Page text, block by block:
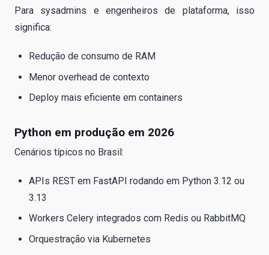
Para sysadmins e engenheiros de plataforma, isso
significa:
Redução de consumo de RAM
Menor overhead de contexto
Deploy mais eficiente em containers
Python em produção em 2026
Cenários típicos no Brasil:
APIs REST em FastAPI rodando em Python 3.12 ou
3.13
Workers Celery integrados com Redis ou RabbitMQ
Orquestração via Kubernetes